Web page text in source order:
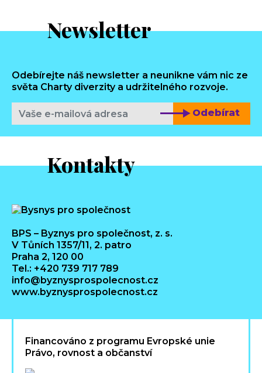
Newsletter
Odebírejte náš newsletter a neunikne vám nic ze
světa Charty diverzity a udržitelného rozvoje.
Odebírat
Kontakty
BPS – Byznys pro společnost, z. s.
V Tůních 1357/11, 2. patro
Praha 2, 120 00
Tel.: +420 739 717 789
info@byznysprospolecnost.cz
www.byznysprospolecnost.cz
Financováno z programu Evropské unie
Právo, rovnost a občanství